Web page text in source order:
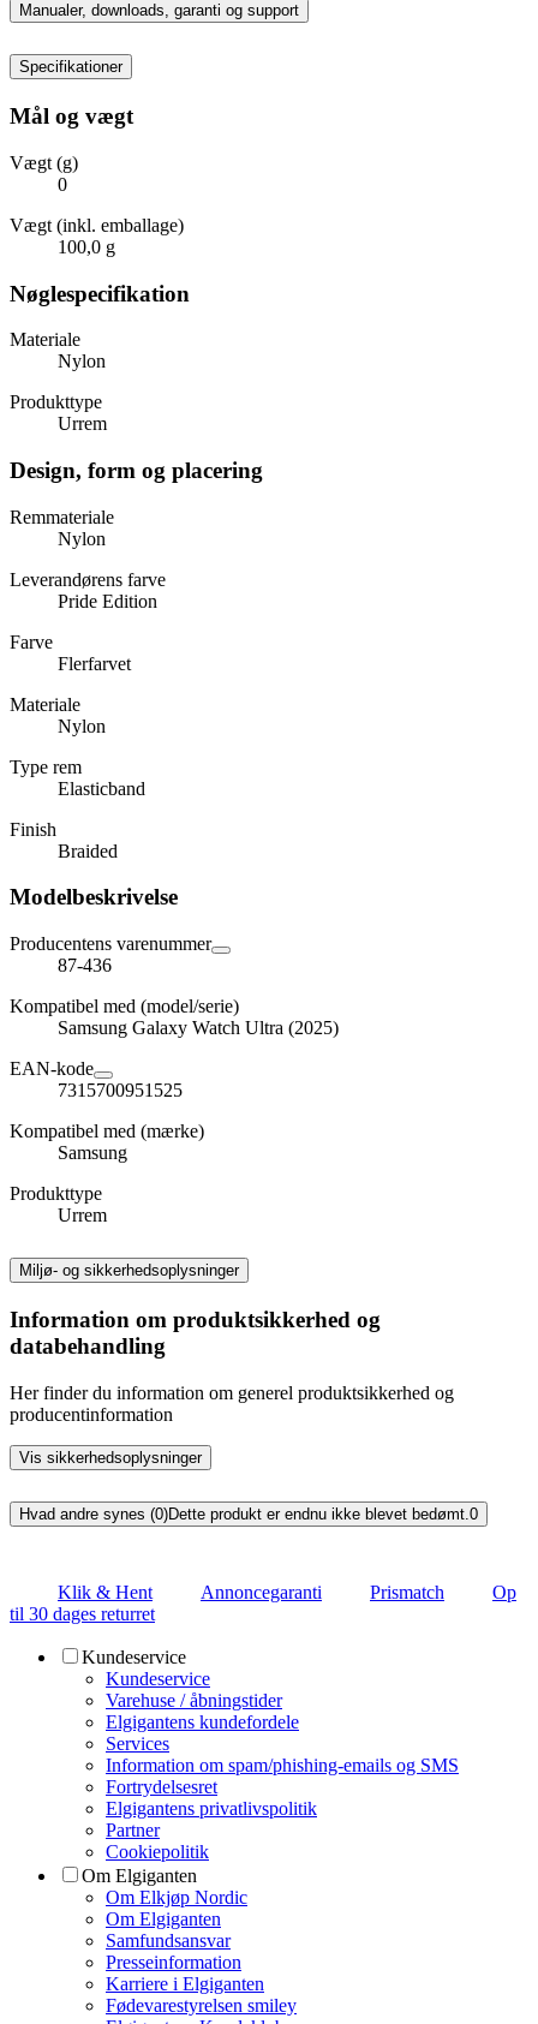
Manualer, downloads, garanti og support
Specifikationer
Mål og vægt
Vægt (g)
0
Vægt (inkl. emballage)
100,0 g
Nøglespecifikation
Materiale
Nylon
Produkttype
Urrem
Design, form og placering
Remmateriale
Nylon
Leverandørens farve
Pride Edition
Farve
Flerfarvet
Materiale
Nylon
Type rem
Elasticband
Finish
Braided
Modelbeskrivelse
Producentens varenummer
87-436
Kompatibel med (model/serie)
Samsung Galaxy Watch Ultra (2025)
EAN-kode
7315700951525
Kompatibel med (mærke)
Samsung
Produkttype
Urrem
Miljø- og sikkerhedsoplysninger
Information om produktsikkerhed og
databehandling
Her finder du information om generel produktsikkerhed og
producentinformation
Vis sikkerhedsoplysninger
Hvad andre synes (0)Dette produkt er endnu ikke blevet bedømt. 0
Klik & Hent Annoncegaranti Prismatch
Op
til 30 dages returret
Kundeservice
Kundeservice
Varehuse / åbningstider
Elgigantens kundefordele
Services
Information om spam/phishing-emails og SMS
Fortrydelsesret
Elgigantens privatlivspolitik
Partner
Cookiepolitik
Om Elgiganten
Om Elkjøp Nordic
Om Elgiganten
Samfundsansvar
Presseinformation
Karriere i Elgiganten
Fødevarestyrelsen smiley